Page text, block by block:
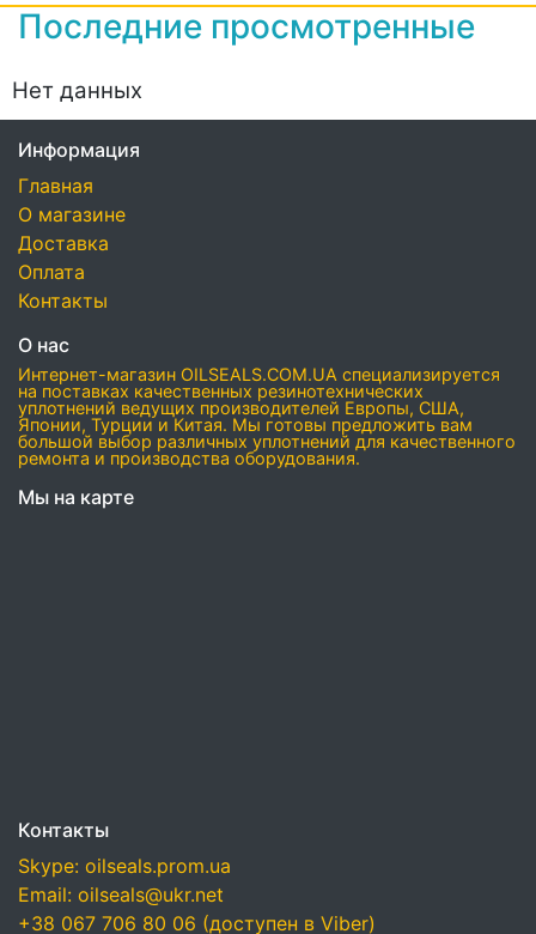
Последние просмотренные
Нет данных
Информация
Главная
О магазине
Доставка
Оплата
Контакты
О нас
Интернет-магазин OILSEALS.COM.UA специализируется
на поставках качественных резинотехнических
уплотнений ведущих производителей Европы, США,
Японии, Турции и Китая. Мы готовы предложить вам
большой выбор различных уплотнений для качественного
ремонта и производства оборудования.
Мы на карте
Контакты
Skype: oilseals.prom.ua
Email: oilseals@ukr.net
+38 067 706 80 06 (доступен в Viber)